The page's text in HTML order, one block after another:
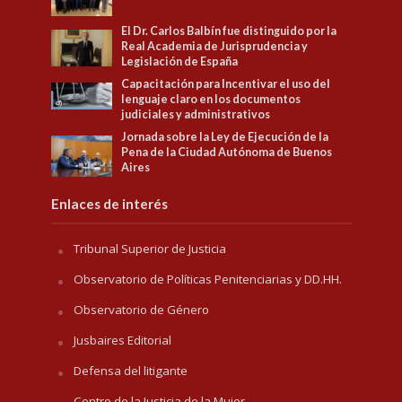
El Dr. Carlos Balbín fue distinguido por la
Real Academia de Jurisprudencia y
Legislación de España
Capacitación para Incentivar el uso del
lenguaje claro en los documentos
judiciales y administrativos
Jornada sobre la Ley de Ejecución de la
Pena de la Ciudad Autónoma de Buenos
Aires
Enlaces de interés
Tribunal Superior de Justicia
Observatorio de Políticas Penitenciarias y DD.HH.
Observatorio de Género
Jusbaires Editorial
Defensa del litigante